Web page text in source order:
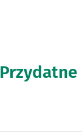
Przydatne